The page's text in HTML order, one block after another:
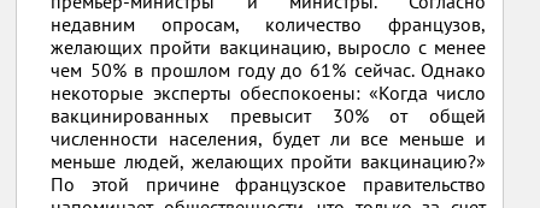
недавним опросам, количество французов,
желающих пройти вакцинацию, выросло с менее
чем 50% в прошлом году до 61% сейчас. Однако
некоторые эксперты обеспокоены: «Когда число
вакцинированных превысит 30% от общей
численности населения, будет ли все меньше и
меньше людей, желающих пройти вакцинацию?»
По этой причине французское правительство